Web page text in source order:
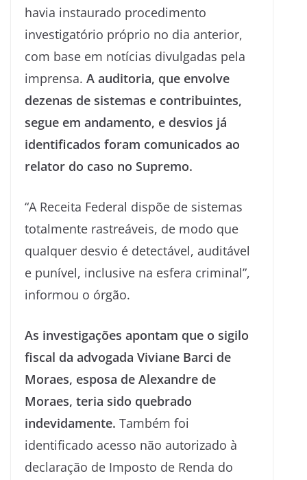
havia instaurado procedimento
investigatório próprio no dia anterior,
com base em notícias divulgadas pela
imprensa. A auditoria, que envolve
dezenas de sistemas e contribuintes,
segue em andamento, e desvios já
identificados foram comunicados ao
relator do caso no Supremo.
“A Receita Federal dispõe de sistemas
totalmente rastreáveis, de modo que
qualquer desvio é detectável, auditável
e punível, inclusive na esfera criminal”,
informou o órgão.
As investigações apontam que o sigilo
fiscal da advogada Viviane Barci de
Moraes, esposa de Alexandre de
Moraes, teria sido quebrado
indevidamente. Também foi
identificado acesso não autorizado à
declaração de Imposto de Renda do